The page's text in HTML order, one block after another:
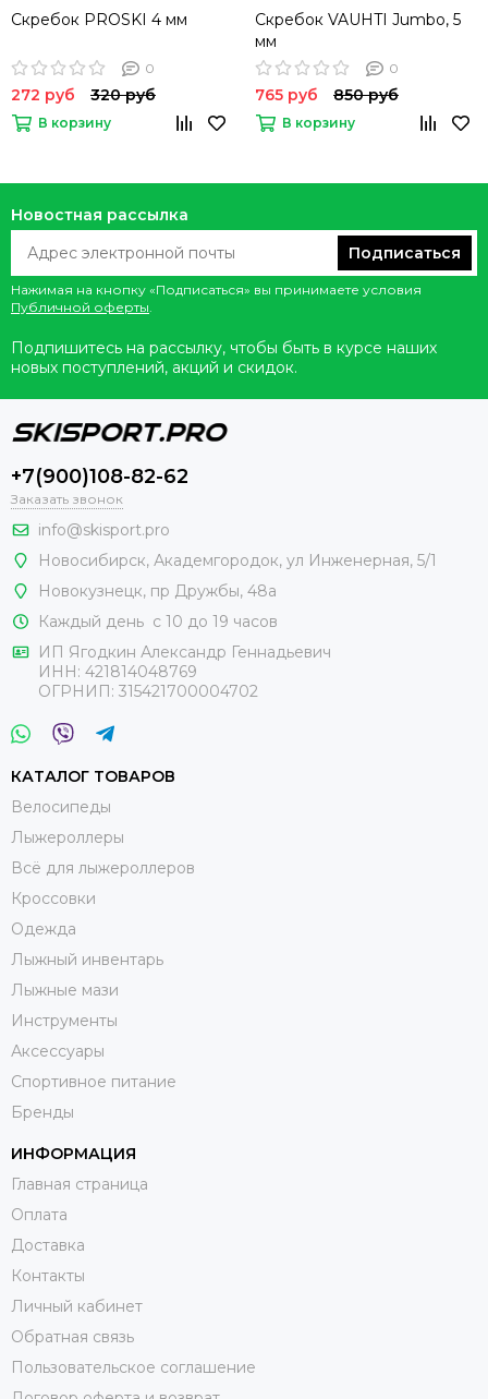
Скребок PROSKI 4 мм
0
272 руб 320 руб
В корзину
Скребок VAUHTI Jumbo, 5
мм
0
765 руб 850 руб
В корзину
Новостная рассылка
Подписаться
Нажимая на кнопку «Подписаться» вы принимаете условия
Публичной оферты.
Подпишитесь на рассылку, чтобы быть в курсе наших
новых поступлений, акций и скидок.
+7(900)108-82-62
Заказать звонок
info@skisport.pro
Новосибирск, Академгородок, ул Инженерная, 5/1
Новокузнецк, пр Дружбы, 48а
Каждый день с 10 до 19 часов
ИП Ягодкин Александр Геннадьевич
ИНН: 421814048769
ОГРНИП: 315421700004702
КАТАЛОГ ТОВАРОВ
Велосипеды
Лыжероллеры
Всё для лыжероллеров
Кроссовки
Одежда
Лыжный инвентарь
Лыжные мази
Инструменты
Аксессуары
Спортивное питание
Бренды
ИНФОРМАЦИЯ
Главная страница
Оплата
Доставка
Контакты
Личный кабинет
Обратная связь
Пользовательское соглашение